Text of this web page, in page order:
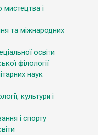
і
та міжнародних
освіти
філології
наук
культури і
і спорту